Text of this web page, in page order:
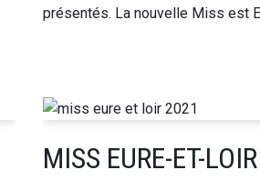
présentés. La nouvelle Miss est
MISS EURE-ET-